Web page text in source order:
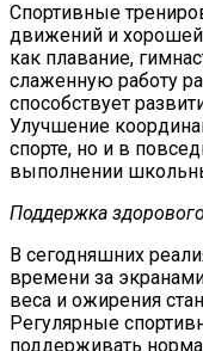
Спортивные
движений и хорошей
как плавание,
слаженную работу
способствует
Улучшение
спорте, но и в
выполнении
Поддержка
В сегодняшних
времени за
веса и ожирения
Регулярные
поддерживать